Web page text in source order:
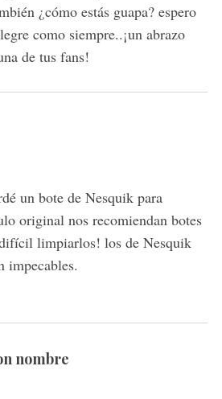
¿cómo estás guapa? espero
como siempre..¡un abrazo
de tus fans!
un bote de Nesquik para
original nos recomiendan botes
limpiarlos! los de Nesquik
impecables.
nombre